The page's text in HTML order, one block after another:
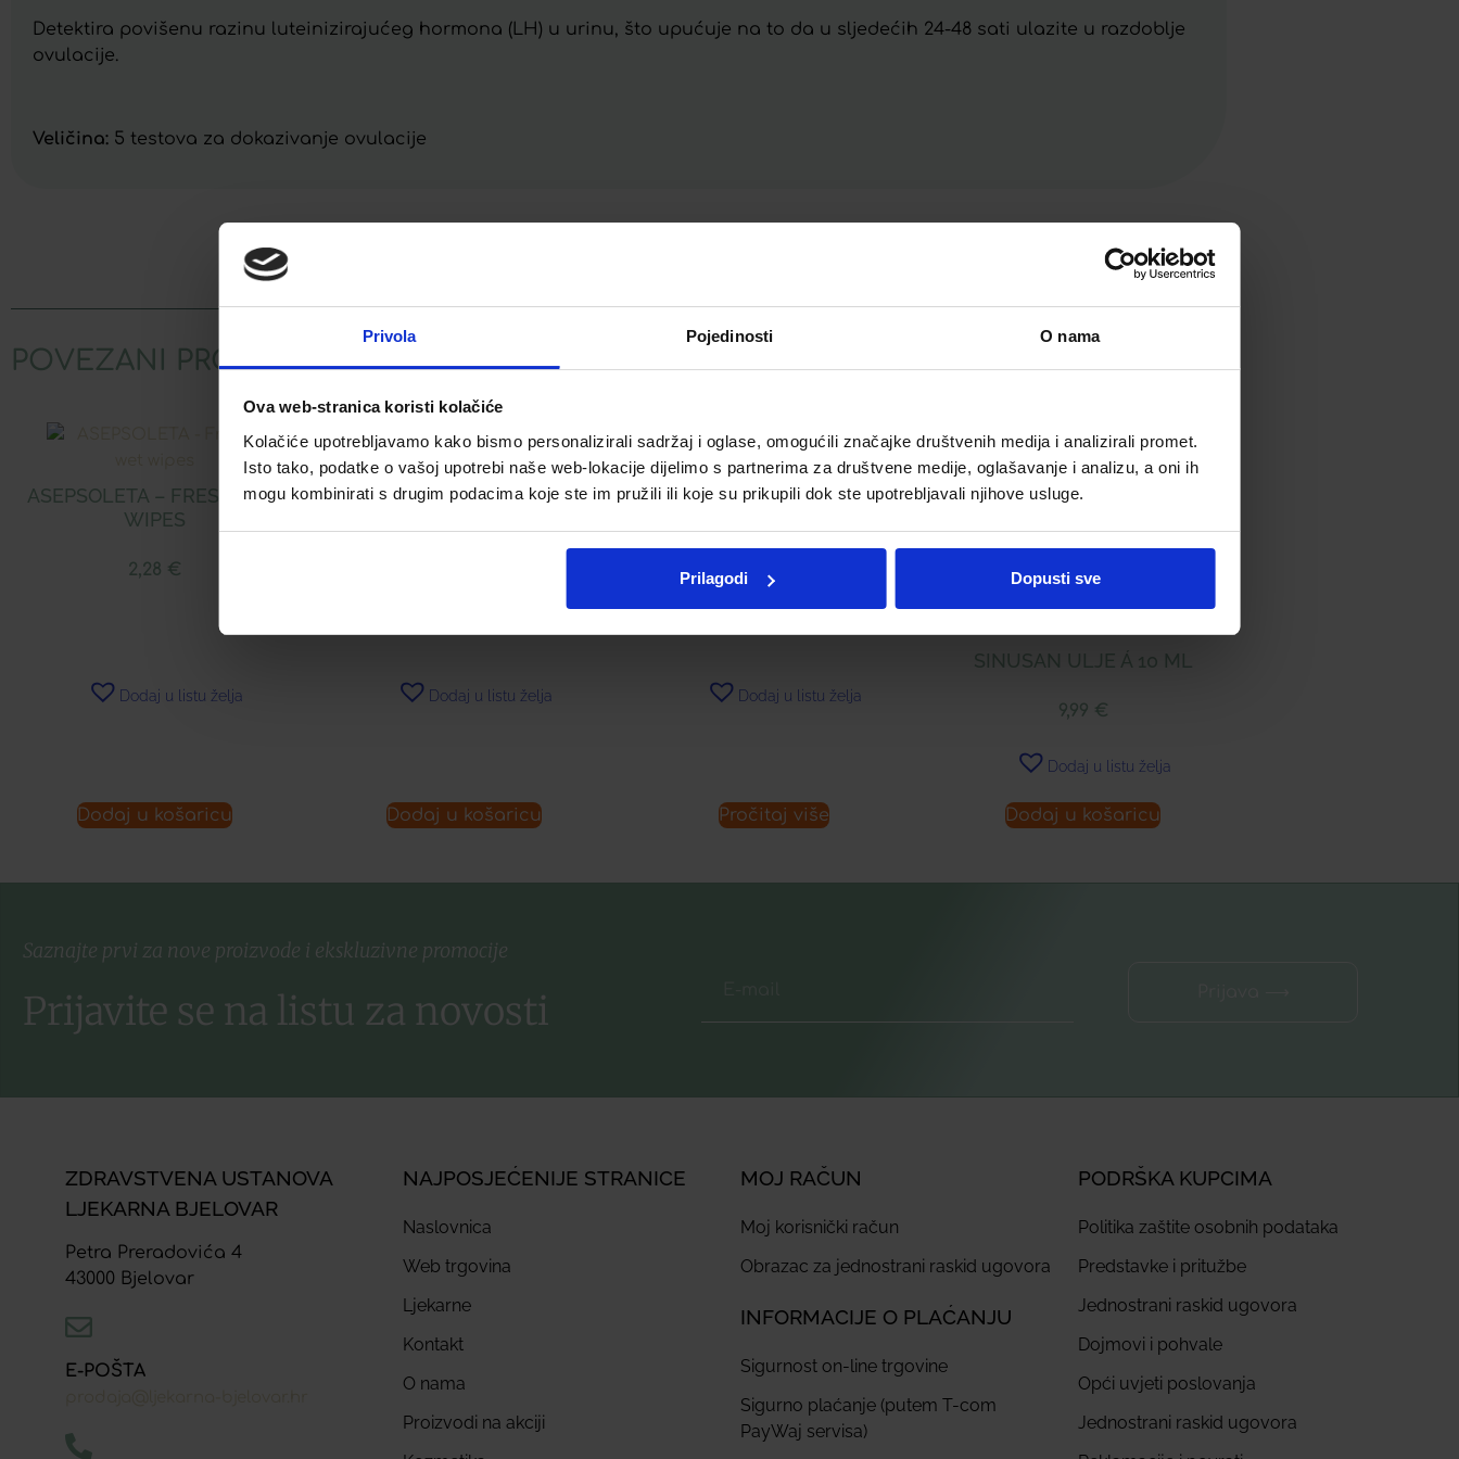
Privola Pojedinosti O nama
Ova web-stranica koristi kolačiće
Kolačiće upotrebljavamo kako bismo personalizirali sadržaj i oglase, omogućili značajke društvenih medija i analizirali promet.
Isto tako, podatke o vašoj upotrebi naše web-lokacije dijelimo s partnerima za društvene medije, oglašavanje i analizu, a oni ih
mogu kombinirati s drugim podacima koje ste im pružili ili koje su prikupili dok ste upotrebljavali njihove usluge.
Prilagodi Dopusti sve
Detektira povišenu razinu luteinizirajućeg hormona (LH) u urinu, što upućuje na to da u sljedećih 24-48 sati ulazite u razdoblje
ovulacije.
Veličina: 5 testova za dokazivanje ovulacije
POVEZANI PROIZVODI
ASEPSOLETA – FRESH WET
WIPES
2,28 €
Dodaj u listu želja
Dodaj u košaricu
ASEPSOLETA – CLASSIC WET
Dodaj u listu želja
Dodaj u košaricu
OCTENISAN® LOSION ZA
0,00
Dodaj u listu želja
Pročitaj više
SINUSAN ULJE Á 10 ML
9,99 €
Dodaj u listu želja
Dodaj u košaricu
Saznajte prvi za nove proizvode i ekskluzivne promocije
Prijavite se na listu za novosti
ZDRAVSTVENA USTANOVA
LJEKARNA BJELOVAR
Petra Preradovića 4
43000 Bjelovar
E-POŠTA
NAJPOSJEĆENIJE STRANICE
Naslovnica
Web trgovina
Ljekarne
Kontakt
O nama
Proizvodi na akciji
MOJ RAČUN
Moj korisnički račun
Obrazac za jednostrani raskid ugovora
INFORMACIJE O PLAĆANJU
Sigurnost on-line trgovine
Sigurno plaćanje (putem T-com
PayWaj servisa)
PODRŠKA KUPCIMA
Politika zaštite osobnih podataka
Predstavke i pritužbe
Jednostrani raskid ugovora
Dojmovi i pohvale
Opći uvjeti poslovanja
Jednostrani raskid ugovora